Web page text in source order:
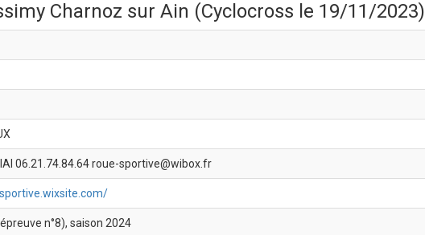
Charnoz sur Ain (Cyclocross le 19/11/2023)
06.21.74.84.64 roue-sportive@wibox.fr
n°8), saison 2024